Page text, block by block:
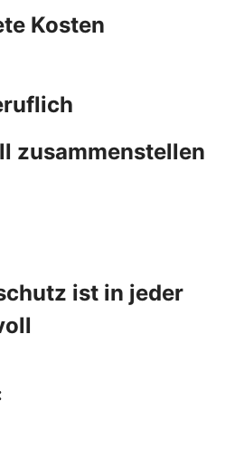
Kosten
zusammenstellen
ist in jeder